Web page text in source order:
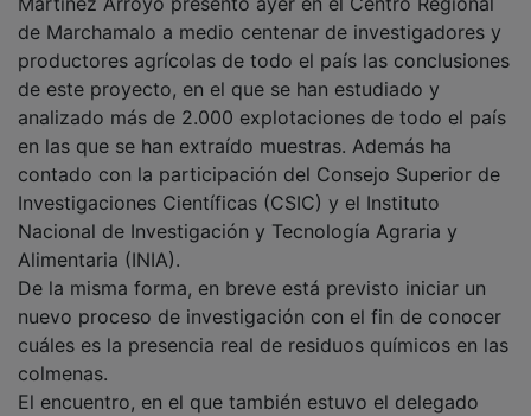
de Marchamalo a medio centenar de investigadores y
productores agrícolas de todo el país las conclusiones
de este proyecto, en el que se han estudiado y
analizado más de 2.000 explotaciones de todo el país
en las que se han extraído muestras. Además ha
contado con la participación del Consejo Superior de
Investigaciones Científicas (CSIC) y el Instituto
Nacional de Investigación y Tecnología Agraria y
Alimentaria (INIA).
De la misma forma, en breve está previsto iniciar un
nuevo proceso de investigación con el fin de conocer
cuáles es la presencia real de residuos químicos en las
colmenas.
El encuentro, en el que también estuvo el delegado